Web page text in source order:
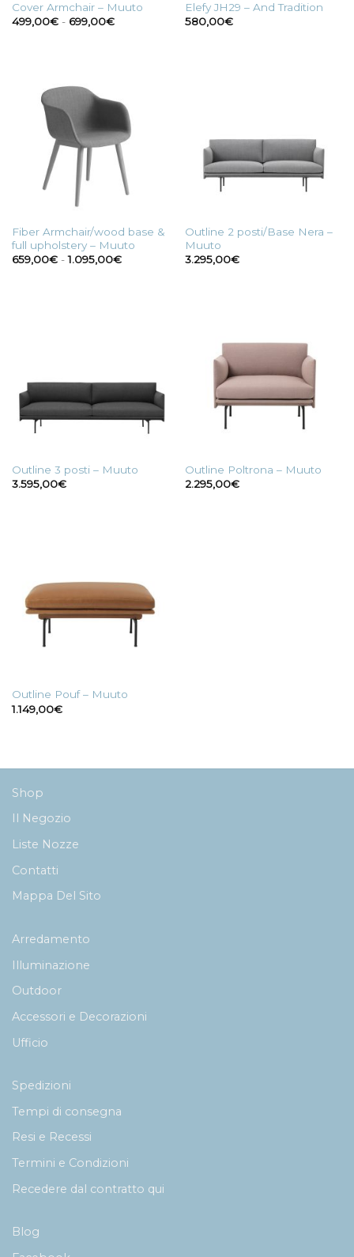
Cover Armchair – Muuto
499,00€ - 699,00€Fascia
Elefy JH29 – And Tradition
580,00€
Fiber Armchair/wood base &
full upholstery – Muuto
659,00€ - 1.095,00€Fascia
Outline 2 posti/Base Nera –
Muuto
3.295,00€
Outline 3 posti – Muuto
3.595,00€
Outline Poltrona – Muuto
2.295,00€
Outline Pouf – Muuto
1.149,00€
Shop
Il Negozio
Liste Nozze
Contatti
Mappa Del Sito
Arredamento
Illuminazione
Outdoor
Accessori e Decorazioni
Ufficio
Spedizioni
Tempi di consegna
Resi e Recessi
Termini e Condizioni
Recedere dal contratto qui
Blog